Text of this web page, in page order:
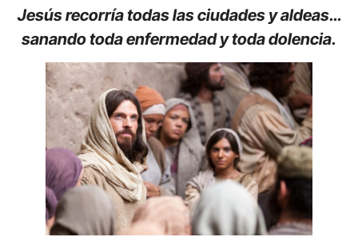
Jesús recorría todas las ciudades y aldeas…
sanando toda enfermedad y toda dolencia.